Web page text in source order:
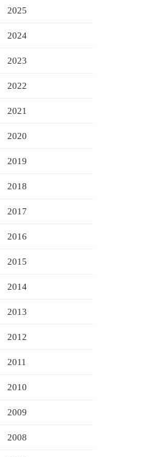
2025
2024
2023
2022
2021
2020
2019
2018
2017
2016
2015
2014
2013
2012
2011
2010
2009
2008